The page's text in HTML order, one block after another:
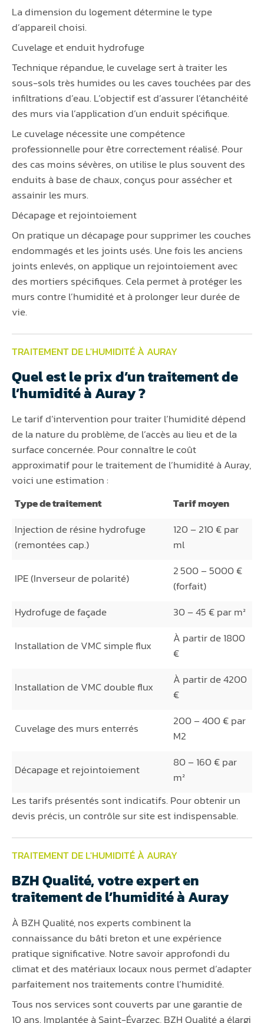
La dimension du logement détermine le type
d’appareil choisi.
Cuvelage et enduit hydrofuge
Technique répandue, le cuvelage sert à traiter les
sous-sols très humides ou les caves touchées par des
infiltrations d’eau. L’objectif est d’assurer l’étanchéité
des murs via l’application d’un enduit spécifique.
Le cuvelage nécessite une compétence
professionnelle pour être correctement réalisé. Pour
des cas moins sévères, on utilise le plus souvent des
enduits à base de chaux, conçus pour assécher et
assainir les murs.
Décapage et rejointoiement
On pratique un décapage pour supprimer les couches
endommagés et les joints usés. Une fois les anciens
joints enlevés, on applique un rejointoiement avec
des mortiers spécifiques. Cela permet à protéger les
murs contre l’humidité et à prolonger leur durée de
vie.
TRAITEMENT DE L'HUMIDITÉ À AURAY
Quel est le prix d’un traitement de
l’humidité à Auray ?
Le tarif d’intervention pour traiter l’humidité dépend
de la nature du problème, de l’accès au lieu et de la
surface concernée. Pour connaître le coût
approximatif pour le traitement de l’humidité à Auray,
voici une estimation :
Type de traitement
Tarif moyen
Injection de résine hydrofuge
(remontées cap.)
120 – 210 € par
ml
IPE (Inverseur de polarité)
2 500 – 5000 €
(forfait)
Hydrofuge de façade
30 – 45 € par m²
Installation de VMC simple flux
À partir de 1800
€
Installation de VMC double flux
À partir de 4200
€
Cuvelage des murs enterrés
200 – 400 € par
M2
Décapage et rejointoiement
80 – 160 € par
m²
Les tarifs présentés sont indicatifs. Pour obtenir un
devis précis, un contrôle sur site est indispensable.
TRAITEMENT DE L'HUMIDITÉ À AURAY
BZH Qualité, votre expert en
traitement de l’humidité à Auray
À BZH Qualité, nos experts combinent la
connaissance du bâti breton et une expérience
pratique significative. Notre savoir approfondi du
climat et des matériaux locaux nous permet d’adapter
parfaitement nos traitements contre l’humidité.
Tous nos services sont couverts par une garantie de
10 ans. Implantée à Saint-Évarzec, BZH Qualité a élargi